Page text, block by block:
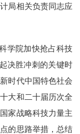
局相关负责同志应
学院加快抢占科技
决胜冲刺的关键时
时代中国特色社会
大和二十届历次全
家战略科技力量主
的思路举措，总结